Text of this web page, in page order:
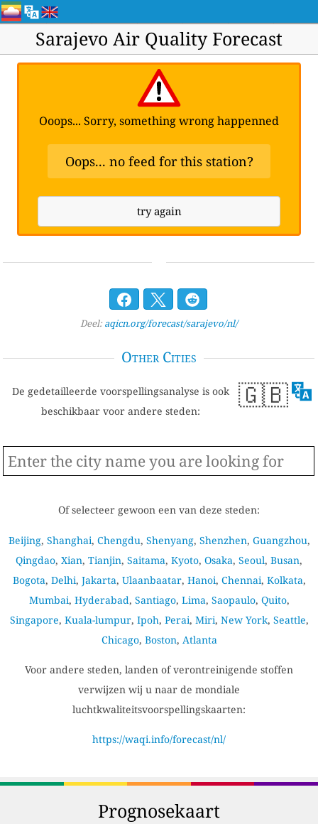
Sarajevo Air Quality Forecast
Ooops... Sorry, something wrong happenned
Oops... no feed for this station?
try again
Deel: aqicn.org/forecast/sarajevo/nl/
Other Cities
🇬🇧
De gedetailleerde voorspellingsanalyse is ook
beschikbaar voor andere steden:
Of selecteer gewoon een van deze steden:
Beijing, Shanghai, Chengdu, Shenyang, Shenzhen, Guangzhou,
Qingdao, Xian, Tianjin, Saitama, Kyoto, Osaka, Seoul, Busan,
Bogota, Delhi, Jakarta, Ulaanbaatar, Hanoi, Chennai, Kolkata,
Mumbai, Hyderabad, Santiago, Lima, Saopaulo, Quito,
Singapore, Kuala-lumpur, Ipoh, Perai, Miri, New York, Seattle,
Chicago, Boston, Atlanta
Voor andere steden, landen of verontreinigende stoffen
verwijzen wij u naar de mondiale
luchtkwaliteitsvoorspellingskaarten:
https://waqi.info/forecast/nl/
Prognosekaart